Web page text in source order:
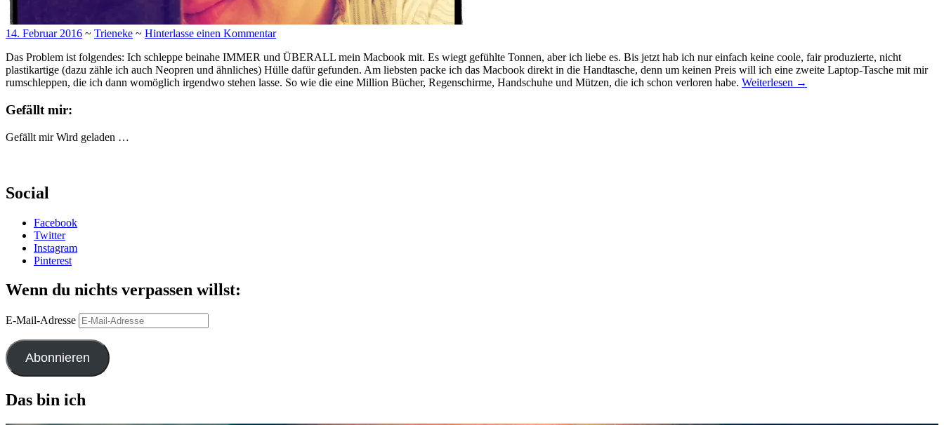
14. Februar 2016 ~ Trieneke ~ Hinterlasse einen Kommentar
Das Problem ist folgendes: Ich schleppe beinahe IMMER und ÜBERALL mein Macbook mit. Es wiegt gefühlte Tonnen, aber ich liebe es. Bis jetzt hab ich nur einfach keine coole, fair produzierte, nicht
plastikartige (dazu zähle ich auch Neopren und ähnliches) Hülle dafür gefunden. Am liebsten packe ich das Macbook direkt in die Handtasche, denn um keinen Preis will ich eine zweite Laptop-Tasche mit mir
rumschleppen, die ich dann womöglich irgendwo stehen lasse. So wie die eine Million Bücher, Regenschirme, Handschuhe und Mützen, die ich schon verloren habe. Weiterlesen →
Gefällt mir:
Gefällt mir Wird geladen …
Social
Facebook
Twitter
Instagram
Pinterest
Wenn du nichts verpassen willst:
E-Mail-Adresse
Abonnieren
Das bin ich